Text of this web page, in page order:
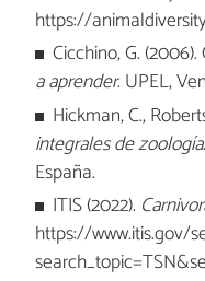
https://
Cicchino, G.
a aprender. UPEL,
Hickman, C.,
integrales de zoología
España.
ITIS (2022).
https://www.itis.gov/